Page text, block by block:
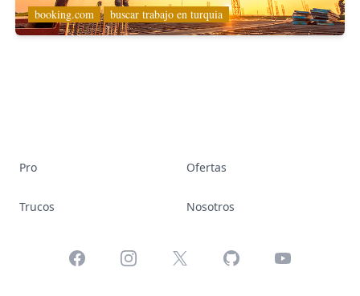
booking.com buscar trabajo en turquia
Pro
Trucos
Ofertas
Nosotros
FacebookInstagram
X GitHub YouTube